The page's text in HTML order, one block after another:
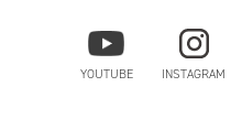
YOUTUBE INSTAGRAM